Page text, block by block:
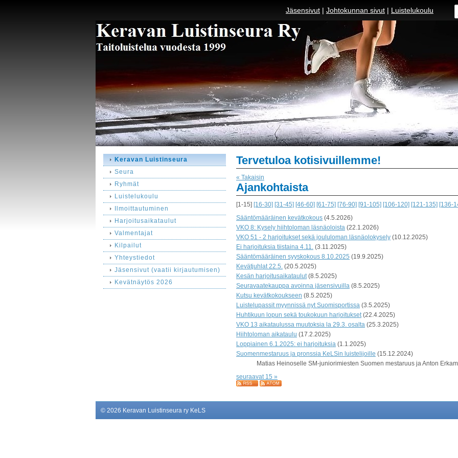
Jäsensivut | Johtokunnan sivut | Luistelukoulu
Tervetuloa kotisivuillemme!
« Takaisin
Ajankohtaista
[1-15] [16-30] [31-45] [46-60] [61-75] [76-90] [91-105] [106-120] [121-135] [136-
Sääntömääräinen kevätkokous (4.5.2026)
VKO 8: Kysely hiihtoloman läsnäoloista (22.1.2026)
VKO 51 - 2 harjoitukset sekä joululoman läsnäolokysely (10.12.2025)
Ei harjoituksia tiistaina 4.11. (3.11.2025)
Sääntömääräinen syyskokous 8.10.2025 (19.9.2025)
Kevätjuhlat 22.5. (20.5.2025)
Kesän harjoitusaikataulut (8.5.2025)
Seuravaatekauppa avoinna jäsensivuilla (8.5.2025)
Kutsu kevätkokoukseen (8.5.2025)
Luistelupassit myynnissä nyt Suomisportissa (3.5.2025)
Huhtikuun lopun sekä toukokuun harjoitukset (22.4.2025)
VKO 13 aikataulussa muutoksia la 29.3. osalta (25.3.2025)
Hiihtoloman aikataulu (17.2.2025)
Loppiainen 6.1.2025: ei harjoituksia (1.1.2025)
Suomenmestaruus ja pronssia KeLSin luistelijoille (15.12.2024)
Matias Heinoselle SM-juniorimiesten Suomen mestaruus ja Anton
seuraavat 15 »
Keravan Luistinseura
Seura
Ryhmät
Luistelukoulu
Ilmoittautuminen
Harjoitusaikataulut
Valmentajat
Kilpailut
Yhteystiedot
Jäsensivut (vaatii kirjautumisen)
Kevätnäytös 2026
© 2026 Keravan Luistinseura ry KeLS